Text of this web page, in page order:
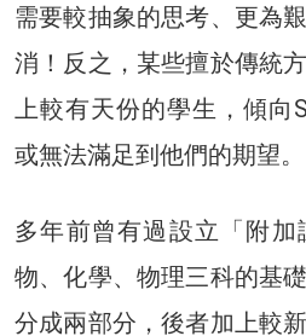
需要較抽象的思考、更為
消！反之，某些擅於傳統
上較有天份的學生，傾向
或無法滿足到他們的期望。
多年前曾有過設立「附
物、化學、物理三科的基
分成兩部分，後者加上較